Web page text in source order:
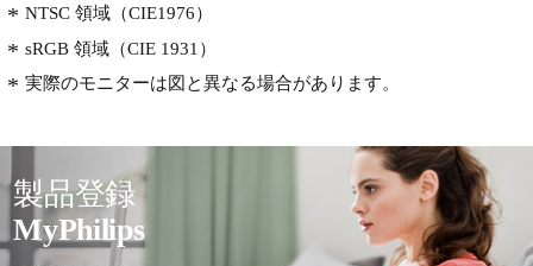
NTSC 領域（CIE1976）
sRGB 領域（CIE 1931）
実際のモニターは図と異なる場合があります。
製品登録
MyPhilips